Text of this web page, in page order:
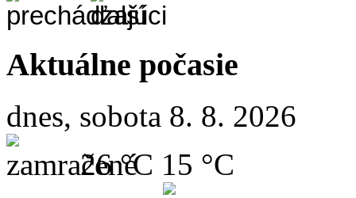
Aktuálne počasie
dnes, sobota 8. 8. 2026
26 °C 15 °C